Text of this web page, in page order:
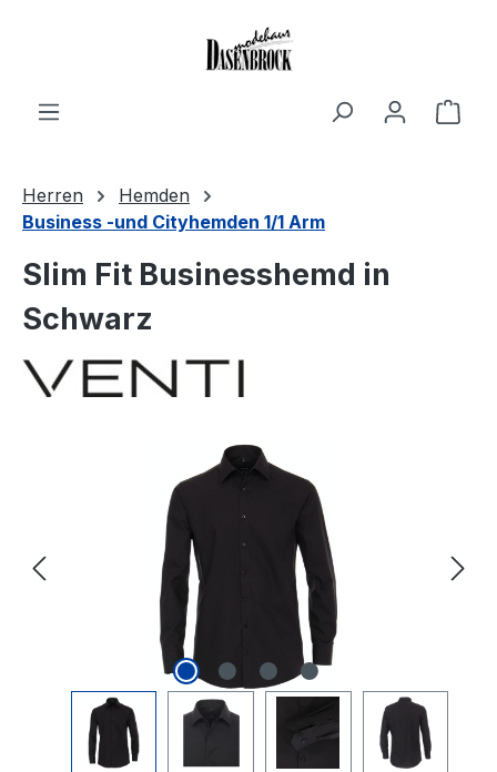
Herren
Hemden
Business -und Cityhemden 1/1 Arm
Slim Fit Businesshemd in
Schwarz
Bildergalerie überspringen